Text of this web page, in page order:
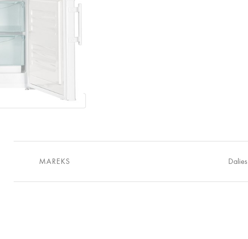
MAREKS Dalies